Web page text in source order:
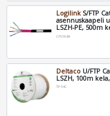
LogilinkS/FTP
asennuskaapeli
LSZH-PE, 500m
CPV0084
Deltaco U/FTP
LSZH, 100m
TP-54C